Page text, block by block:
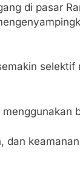
di pasar
dan